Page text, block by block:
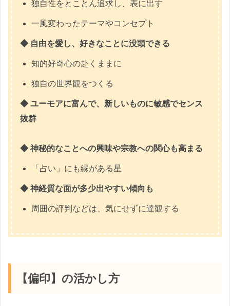
独自性をとことん追求し、表に出す
一風変わったテーマやコンセプト
◆ 自由を愛し、好きなことに没頭できる
知的好奇心の赴くままに
独自の世界観をつくる
◆ ユーモアに富んで、新しいものに敏感でセンス
抜群
◆ 神秘的なことへの興味や宗教への関心も高まる
「占い」にも縁がある星
◆ 神経質な面が多少出やすい傾向 も
周囲の評判などは、気にせずに達観する
【偏印】の活かし方